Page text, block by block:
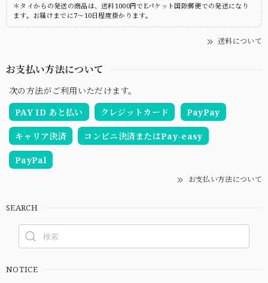
＊タイからの発送の商品は、送料1000円でEパケット国際郵便での発送になり
ます。お届けまでに7～10日程度掛かります。
送料について
お支払い方法について
次の方法がご利用いただけます。
PAY ID あと払い
クレジットカード PayPay
キャリア決済 コンビニ決済またはPay-easy
PayPal
お支払い方法について
SEARCH
NOTICE